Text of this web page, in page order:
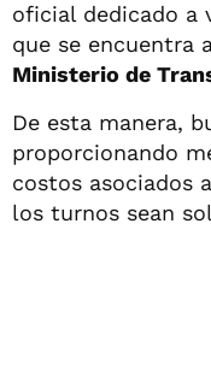
oficial dedicado a
que se encuentra
Ministerio de
De esta manera,
proporcionando
costos asociados
los turnos sean